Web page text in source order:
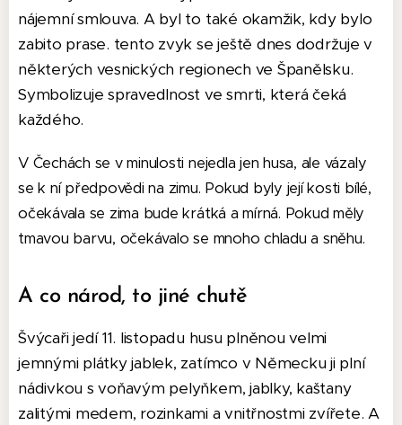
nájemní smlouva. A byl to také okamžik, kdy bylo
zabito prase. tento zvyk se ještě dnes dodržuje v
některých vesnických regionech ve Španělsku.
Symbolizuje spravedlnost ve smrti, která čeká
každého.
V Čechách se v minulosti nejedla jen husa, ale vázaly
se k ní předpovědi na zimu. Pokud byly její kosti bílé,
očekávala se zima bude krátká a mírná. Pokud měly
tmavou barvu, očekávalo se mnoho chladu a sněhu.
A co národ, to jiné chutě
Švýcaři jedí 11. listopadu husu plněnou velmi
jemnými plátky jablek, zatímco v Německu ji plní
nádivkou s voňavým pelyňkem, jablky, kaštany
zalitými medem, rozinkami a vnitřnostmi zvířete. A